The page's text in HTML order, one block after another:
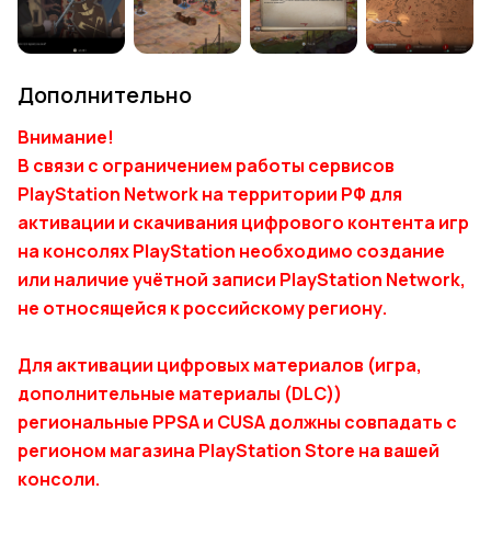
Дополнительно
Внимание!
В связи с ограничением работы сервисов
PlayStation Network на территории РФ для
активации и скачивания цифрового контента игр
на консолях PlayStation необходимо создание
или наличие учётной записи PlayStation Network,
не относящейся к российскому региону.
Для активации цифровых материалов (игра,
дополнительные материалы (DLC))
региональные PPSA и CUSA должны совпадать с
регионом магазина PlayStation Store на вашей
консоли.